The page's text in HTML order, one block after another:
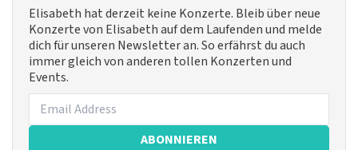
Elisabeth hat derzeit keine Konzerte. Bleib über neue
Konzerte von Elisabeth auf dem Laufenden und melde
dich für unseren Newsletter an. So erfährst du auch
immer gleich von anderen tollen Konzerten und
Events.
ABONNIEREN